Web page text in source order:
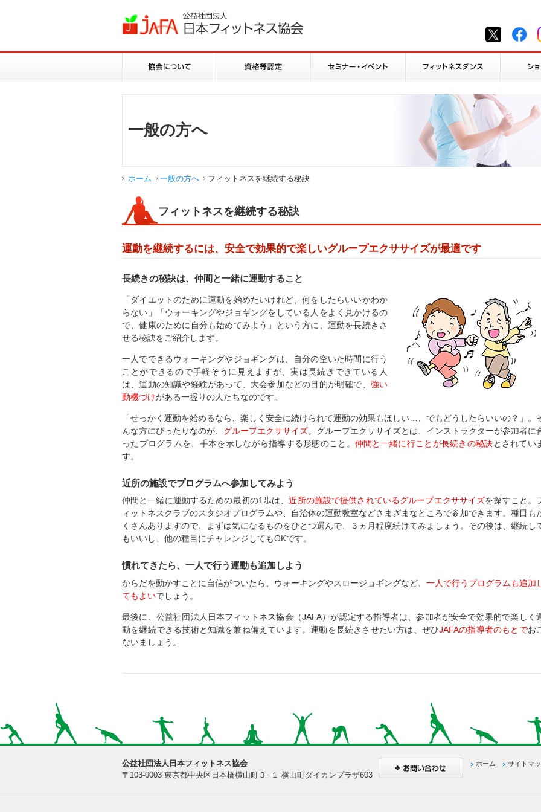
一般の方へ
ホーム 一般の方へ フィットネスを継続する秘訣
フィットネスを継続する秘訣
運動を継続するには、安全で効果的で楽しいグループエクササイズが最適です
長続きの秘訣は、仲間と一緒に運動すること
「ダイエットのために運動を始めたいけれど、何をしたらいいかわか
らない」「ウォーキングやジョギングをしている人をよく見かけるの
で、健康のために自分も始めてみよう」という方に、運動を長続きさ
せる秘訣をご紹介します。
一人でできるウォーキングやジョギングは、自分の空いた時間に行う
ことができるので手軽そうに見えますが、実は長続きできている人
は、運動の知識や経験があって、大会参加などの目的が明確で、 強い
動機づけがある一握りの人たちなのです。
「せっかく運動を始めるなら、楽しく安全に続けられて運動の効果もほしい…、でもどうしたらいいの？」。
んな方にぴったりなのが、 グループエクササイズ。グループエクササイズとは、インストラクターが参加者に
ったプログラムを、手本を示しながら指導する形態のこと。 仲間と一緒に行ことが長続きの秘訣とされてい
す。
近所の施設でプログラムへ参加してみよう
仲間と一緒に運動するための最初の1歩は、近所の施設で提供されているグループエクササイズを探すこと。
ィットネスクラブのスタジオプログラムや、自治体の運動教室などさまざまなところで参加できます。種目も
くさんありますので、まずは気になるものをひとつ選んで、３ヵ月程度続けてみましょう。その後は、継続し
もいいし、他の種目にチャレンジしてもOKです。
慣れてきたら、一人で行う運動も追加しよう
からだを動かすことに自信がついたら、ウォーキングやスロージョギングなど、 一人で行うプログラムも追加
てもよいでしょう。
最後に、公益社団法人日本フィットネス協会（JAFA）が認定する指導者は、参加者が安全で効果的で楽しく
動を継続できる技術と知識を兼ね備えています。運動を長続きさせたい方は、ぜひJAFAの指導者のもとでお
ないましょう。
公益社団法人日本フィットネス協会
〒103-0003 東京都中央区日本橋横山町３−１ 横山町ダイカンプラザ603
ホーム サイトマ